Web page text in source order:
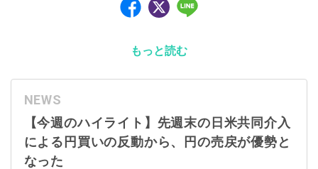
もっと読む
NEWS
【今週のハイライト】先週末の日米共同介入
による円買いの反動から、円の売戻が優勢と
なった